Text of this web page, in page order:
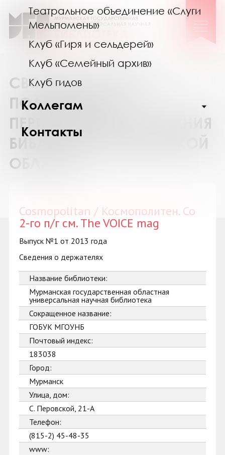
Театральное объединение «Слуги
Мельпомены»
Клуб «Гиря и сельдерей»
Клуб «Семейный архив»
Клуб гидов
Коллегам
Контакты
СВОДНЫЙ КАТАЛОГ
ПОДПИСКИ НА
ПЕРИОДИЧЕСКИЕ ИЗДАНИЯ
БИБЛИОТЕК МУРМАНСКОЙ
ОБЛАСТИ
Cosmopolitan / Космополитен. Со
2-го п/г см. The VOICE mag
Выпуск №1 от 2013 года
Сведения о держателях
Название библиотеки:
Мурманская государственная областная
универсальная научная библиотека
Сокращенное название:
ГОБУК МГОУНБ
Почтовый индекс:
183038
Город:
Мурманск
Улица, дом:
С. Перовской, 21-А
Телефон:
(815-2) 45-48-35
www: